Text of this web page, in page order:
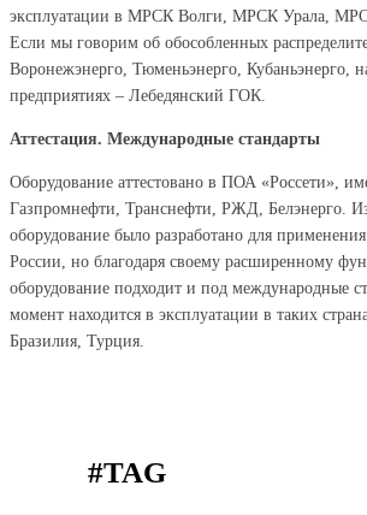
эксплуатации в МРСК Волги, МРСК Урала,
Если мы говорим об обособленных
Воронежэнерго, Тюменьэнерго, Кубаньэнерго,
предприятиях – Лебедянский ГОК.
Аттестация. Международные стандарты
Оборудование аттестовано в ПОА «Россети»,
Газпромнефти, Транснефти, РЖД, Белэнерго.
оборудование было разработано для
России, но благодаря своему расширенному
оборудование подходит и под международные
момент находится в эксплуатации в таких
Бразилия, Турция.
#TAG